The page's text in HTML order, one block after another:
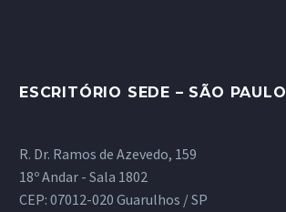
ESCRITÓRIO SEDE – SÃO PAULO
R. Dr. Ramos de Azevedo, 159
18º Andar - Sala 1802
CEP: 07012-020 Guarulhos / SP